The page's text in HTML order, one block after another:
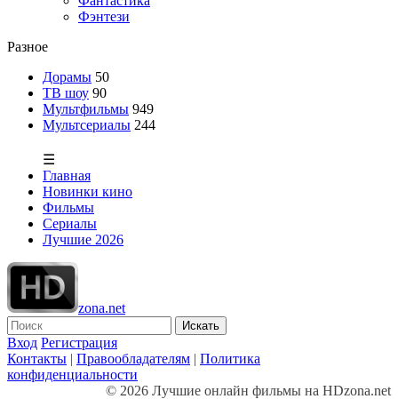
Фэнтези
Разное
Дорамы 50
ТВ шоу 90
Мультфильмы 949
Мультсериалы 244
☰
Главная
Новинки кино
Фильмы
Сериалы
Лучшие 2026
zona.net
Искать
Вход Регистрация
Контакты | Правообладателям | Политика
конфиденциальности
© 2026 Лучшие онлайн фильмы на HDzona.net